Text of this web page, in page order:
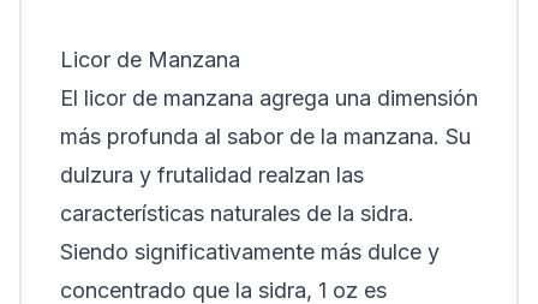
Licor de Manzana
El licor de manzana agrega una dimensión
más profunda al sabor de la manzana. Su
dulzura y frutalidad realzan las
características naturales de la sidra.
Siendo significativamente más dulce y
concentrado que la sidra, 1 oz es